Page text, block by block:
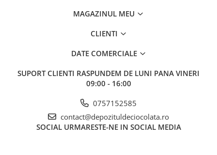
MAGAZINUL MEU
CLIENTI
DATE COMERCIALE
SUPORT CLIENTI RASPUNDEM DE LUNI PANA VINERI
09:00 - 16:00
0757152585
contact@depozituldeciocolata.ro
SOCIAL URMARESTE-NE IN SOCIAL MEDIA